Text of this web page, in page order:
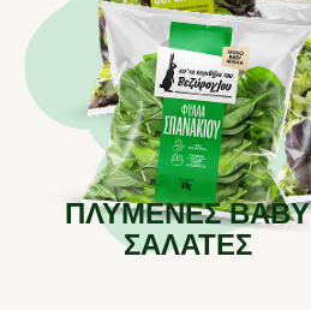
ΠΛΥΜΕΝΕΣ BABY
ΣΑΛΑΤΕΣ